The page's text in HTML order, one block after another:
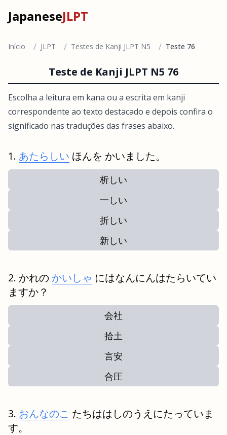
JapaneseJLPT
Início / JLPT / Testes de Kanji JLPT N5 / Teste 76
Teste de Kanji JLPT N5 76
Escolha a leitura em kana ou a escrita em kanji
correspondente ao texto destacado e depois confira o
significado nas traduções das frases abaixo.
あたらしい ほんを かいました。
析しい
一しい
折しい
新しい
かれの かいしゃ にはなんにんはたらいてい
ますか？
会社
拾土
言安
合圧
おんなのこ たちははしのうえにたっていま
す。